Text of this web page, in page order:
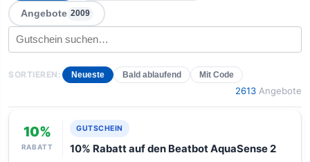
Angebote 2009
SORTIEREN: Neueste Bald ablaufend Mit Code
2613 Angebote
10%
RABATT
GUTSCHEIN
10% Rabatt auf den Beatbot AquaSense 2